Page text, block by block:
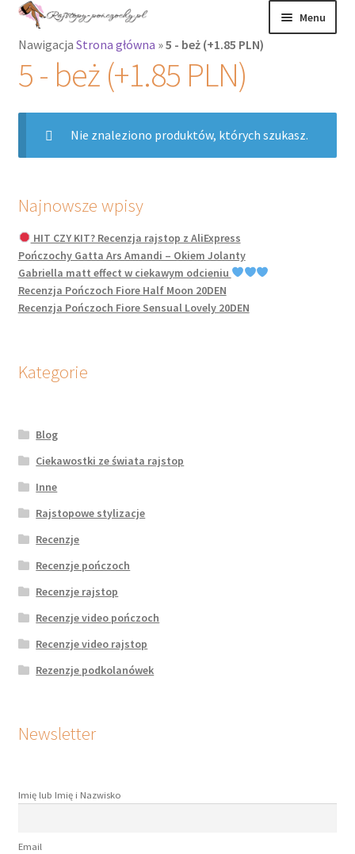
Przejdź
nawigacji
Przejdź
treści
Menu
Rajstopy
Rozwiń
menu
potomne
Pończochy i
zakolanówki
Podkolanówki i
skarpetki
Wszystkie
produkty
Nawigacja Strona główna »5 - beż (+1.85 PLN)
5 - beż (+1.85 PLN)
Nie znaleziono produktów, których szukasz.
Najnowsze wpisy
HIT CZY KIT? Recenzja rajstop z AliExpress
Pończochy Gatta Ars Amandi – Okiem Jolanty
Gabriella matt effect w ciekawym odcieniu
Recenzja Pończoch Fiore Half Moon 20DEN
Recenzja Pończoch Fiore Sensual Lovely 20DEN
Kategorie
Blog
Ciekawostki ze świata rajstop
Inne
Rajstopowe stylizacje
Recenzje
Recenzje pończoch
Recenzje rajstop
Recenzje video pończoch
Recenzje video rajstop
Rezenzje podkolanówek
Newsletter
Imię lub Imię i Nazwisko
Email